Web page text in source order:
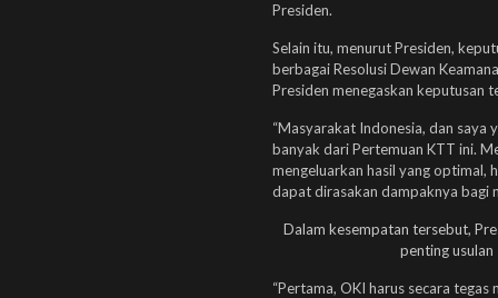
Presiden.
Selain itu, menurut Presiden,
berbagai Resolusi Dewan
Presiden menegaskan keputusan
“Masyarakat Indonesia, dan saya
banyak dari Pertemuan KTT ini.
mengeluarkan hasil yang optimal,
dapat dirasakan dampaknya bagi
Dalam kesempatan tersebut,
penting
“Pertama, OKI harus secara